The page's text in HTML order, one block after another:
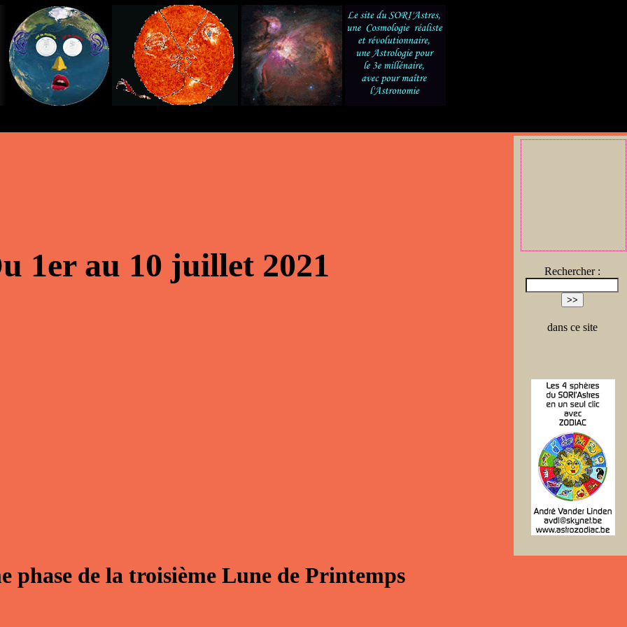
Rechercher :
dans ce site
1er au 10 juillet 2021
phase de la troisième Lune de Printemps